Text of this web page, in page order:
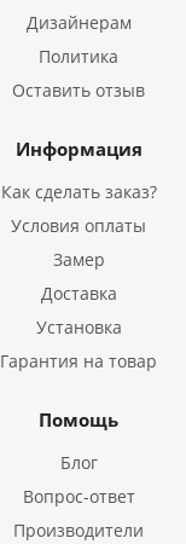
Дизайнерам
Политика
Оставить отзыв
Информация
Как сделать заказ?
Условия оплаты
Замер
Доставка
Установка
Гарантия на товар
Помощь
Блог
Вопрос-ответ
Производители